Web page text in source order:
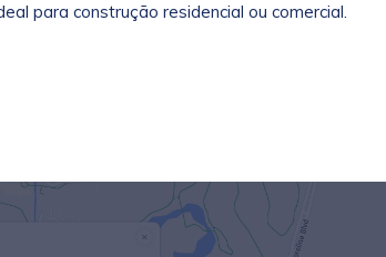
para construção residencial ou comercial.